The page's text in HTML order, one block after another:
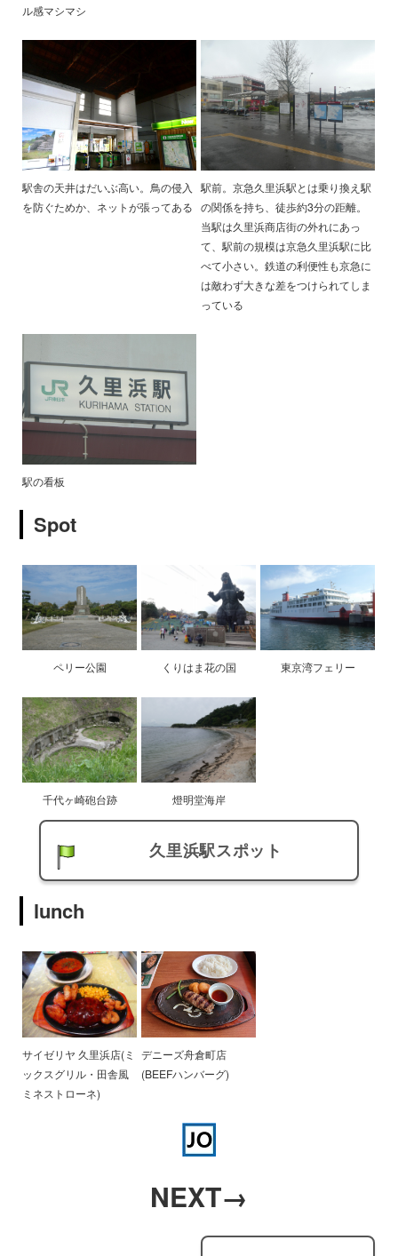
ル感マシマシ
駅舎の天井はだいぶ高い。鳥の侵入
を防ぐためか、ネットが張ってある
駅前。京急久里浜駅とは乗り換え駅
の関係を持ち、徒歩約3分の距離。
当駅は久里浜商店街の外れにあっ
て、駅前の規模は京急久里浜駅に比
べて小さい。鉄道の利便性も京急に
は敵わず大きな差をつけられてしま
っている
駅の看板
Spot
ペリー公園 くりはま花の国 東京湾フェリー
千代ヶ崎砲台跡 燈明堂海岸
久里浜駅スポット
lunch
サイゼリヤ 久里浜店(ミ
ックスグリル・田舎風
ミネストローネ)
デニーズ舟倉町店
(BEEFハンバーグ)
NEXT→